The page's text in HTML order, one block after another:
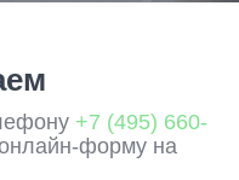
+7 (495) 660-
форму на